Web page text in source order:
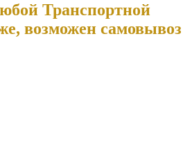
Транспортной
возможен самовывоз